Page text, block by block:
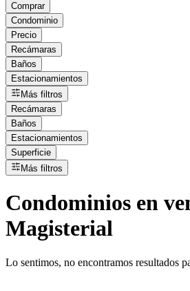
Comprar
Condominio
Precio
Recámaras
Baños
Estacionamientos
Más filtros
Recámaras
Baños
Estacionamientos
Superficie
Más filtros
Condominios en
Magisterial
Lo sentimos, no encontramos resultados